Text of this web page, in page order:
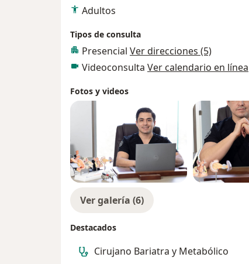
Adultos
Tipos de consulta
Presencial Ver direcciones (5)
Videoconsulta Ver calendario en línea
Fotos y videos
Ver galería (6)
Destacados
Cirujano Bariatra y Metabólico